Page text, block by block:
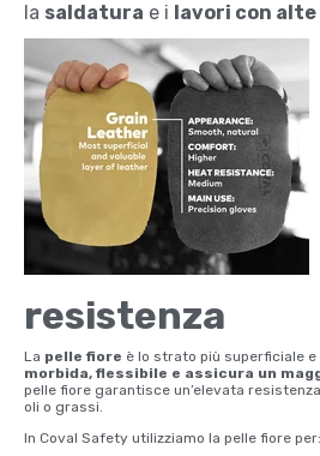
la saldatura e i lavori con
resistenza
La pelle fiore è lo strato più superficiale
morbida, flessibile e assicura un
pelle fiore garantisce un’elevata
oli o grassi.
In Coval Safety utilizziamo la pelle fiore per: